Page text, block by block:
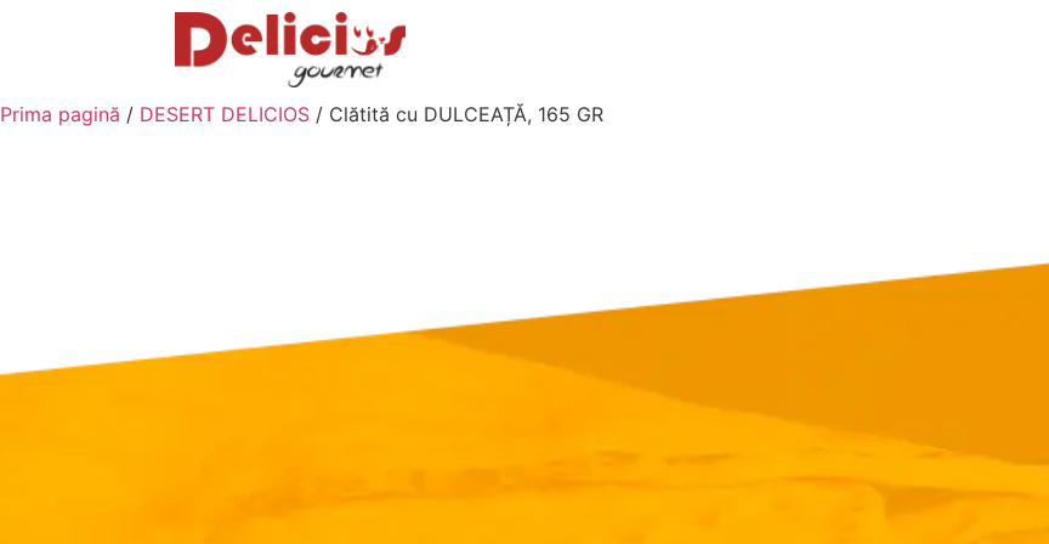
Prima pagină / DESERT DELICIOS / Clătită cu DULCEAȚĂ, 165 GR